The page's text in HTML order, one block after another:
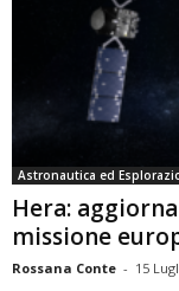
Astronautica ed
Hera:
missione
Rossana Conte - 15